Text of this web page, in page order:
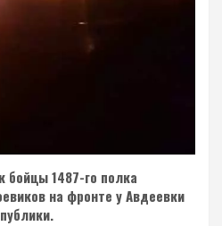
бойцы 1487-го полка
на фронте у Авдеевки